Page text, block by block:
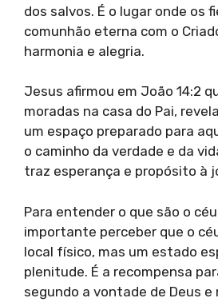
dos salvos. É o lugar onde os
comunhão eterna com o
harmonia e alegria.
Jesus afirmou em João 14:2
moradas na casa do Pai,
um espaço preparado para
o caminho da verdade e da
traz esperança e propósito à
Para entender o que são o
importante perceber que o
local físico, mas um estado
plenitude. É a recompensa
segundo a vontade de Deus